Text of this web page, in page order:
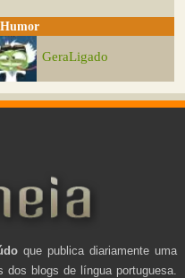
Humor
GeraLigado
que publica diariamente uma
dos blogs de língua portuguesa.